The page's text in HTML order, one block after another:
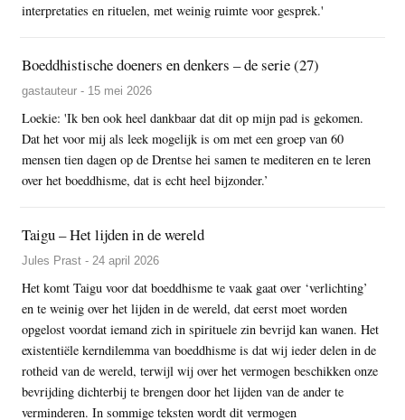
interpretaties en rituelen, met weinig ruimte voor gesprek.'
Boeddhistische doeners en denkers – de serie (27)
gastauteur - 15 mei 2026
Loekie: 'Ik ben ook heel dankbaar dat dit op mijn pad is gekomen.
Dat het voor mij als leek mogelijk is om met een groep van 60
mensen tien dagen op de Drentse hei samen te mediteren en te leren
over het boeddhisme, dat is echt heel bijzonder.’
Taigu – Het lijden in de wereld
Jules Prast - 24 april 2026
Het komt Taigu voor dat boeddhisme te vaak gaat over ‘verlichting’
en te weinig over het lijden in de wereld, dat eerst moet worden
opgelost voordat iemand zich in spirituele zin bevrijd kan wanen. Het
existentiële kerndilemma van boeddhisme is dat wij ieder delen in de
rotheid van de wereld, terwijl wij over het vermogen beschikken onze
bevrijding dichterbij te brengen door het lijden van de ander te
verminderen. In sommige teksten wordt dit vermogen